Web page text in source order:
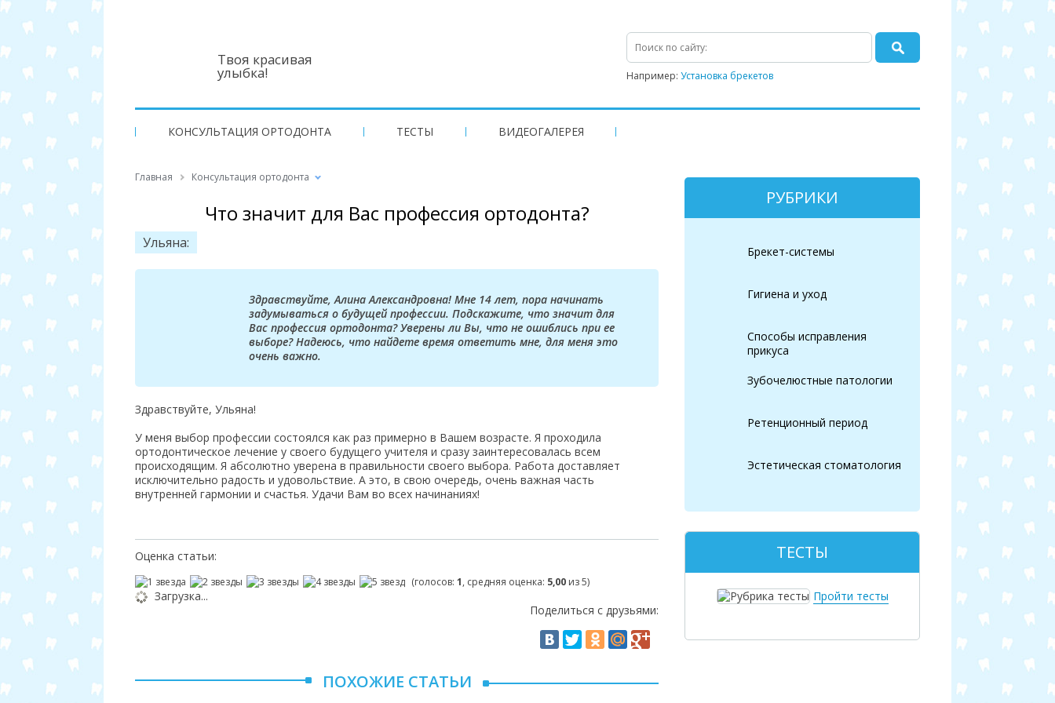
Твоя красивая
улыбка! Например: Установка брекетов
КОНСУЛЬТАЦИЯ ОРТОДОНТА ТЕСТЫ ВИДЕОГАЛЕРЕЯ
Главная Консультация ортодонта
Что значит для Вас профессия ортодонта?
Ульяна:
Здравствуйте, Алина Александровна! Мне 14 лет, пора начинать
задумываться о будущей профессии. Подскажите, что значит для
Вас профессия ортодонта? Уверены ли Вы, что не ошиблись при ее
выборе? Надеюсь, что найдете время ответить мне, для меня это
очень важно.
Здравствуйте, Ульяна!
У меня выбор профессии состоялся как раз примерно в Вашем возрасте. Я проходила
ортодонтическое лечение у своего будущего учителя и сразу заинтересовалась всем
происходящим. Я абсолютно уверена в правильности своего выбора. Работа доставляет
исключительно радость и удовольствие. А это, в свою очередь, очень важная часть
внутренней гармонии и счастья. Удачи Вам во всех начинаниях!
Оценка статьи:
(голосов: 1, средняя оценка: 5,00 из 5)
Загрузка...
Поделиться с друзьями:
ПОХОЖИЕ СТАТЬИ
РУБРИКИ
Брекет-системы
Гигиена и уход
Способы исправления
прикуса
Зубочелюстные патологии
Ретенционный период
Эстетическая стоматология
ТЕСТЫ
Пройти тесты